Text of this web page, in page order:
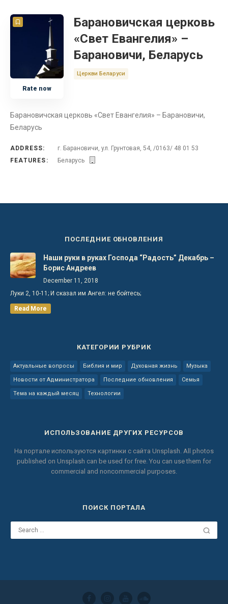
COUNT 20
Беларусь
Церковь
Rate now
Барановичская церковь
«Свет Евангелия» –
Барановичи, Беларусь
Церкви Беларуси
Барановичская церковь «Свет Евангелия» – Барановичи,
Беларусь
ADDRESS:
г. Барановичи, ул. Грунтовая, 54, /0163/ 48 01 53
FEATURES:
Беларусь
ПОСЛЕДНИЕ ОБНОВЛЕНИЯ
Наши руки в руках Господа “Радость” Декабрь –
Борис Андреев
December 11, 2018
Луки 2, 10-11; И сказал им Ангел: не бойтесь;
Read More
КАТЕГОРИИ РУБРИК
Актуальные вопросы Библия и мир Духовная жизнь Музыка
Новости от Администратора Последние обновления Семья
Тема на каждый месяц Технологии
ИСПОЛЬЗОВАНИЕ ДРУГИХ РЕСУРСОВ
На портале используются картинки с сайта Unsplash. All photos
published on Unsplash can be used for free. You can use them for
commercial and noncommercial purposes.
ПОИСК ПОРТАЛА